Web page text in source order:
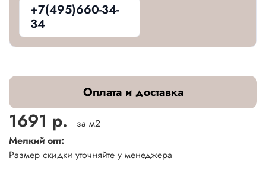
+7(495)660-34-
34
Оплата и доставка
1691 р.
за м2
Мелкий опт:
Размер скидки уточняйте у менеджера